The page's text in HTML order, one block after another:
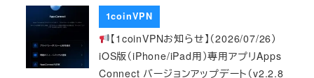
1coinVPN
【1coinVPNお知らせ】（2026/07/26）
iOS版（iPhone/iPad用）専用アプリApps
Connect バージョンアップデート（v2.2.8